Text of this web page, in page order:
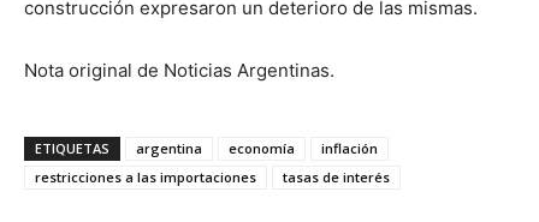
construcción expresaron un deterioro de las mismas.
Nota original de Noticias Argentinas.
ETIQUETAS argentina economía
inflación
restricciones a las importaciones
tasas de interés